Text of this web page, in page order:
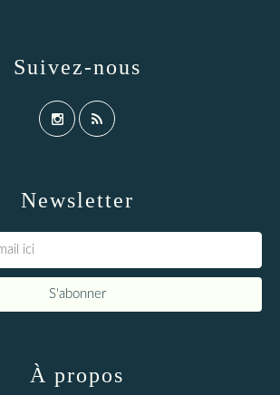
Newsletter
Suivez-nous
À propos